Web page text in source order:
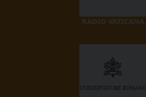
RADIO VATICANA